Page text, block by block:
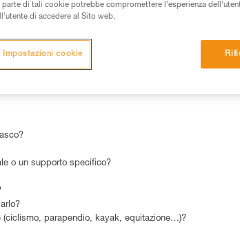
o un supporto specifico?
parapendio, kayak, equitazione…)?
parte di tali cookie potrebbe compromettere l’esperienza
di accedere al Sito web.
Impostazioni cookie